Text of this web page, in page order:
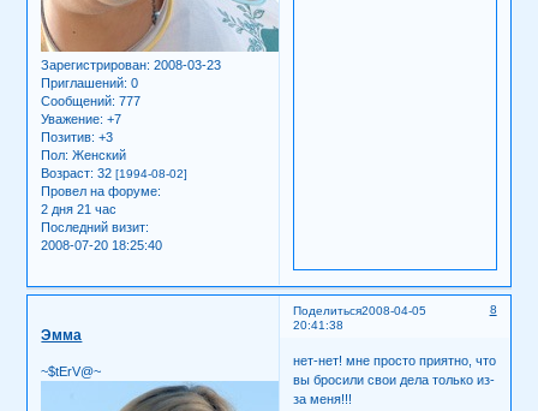
Зарегистрирован: 2008-03-23
Приглашений: 0
Сообщений: 777
Уважение: +7
Позитив: +3
Пол: Женский
Возраст: 32[1994-08-02]
Провел на форуме:
2 дня 21 час
Последний визит:
2008-07-20 18:25:40
Поделиться 8
2008-04-05
20:41:38
Эмма
~$tErV@~
нет-нет! мне просто приятно, что
вы бросили свои дела только из-
за меня!!!